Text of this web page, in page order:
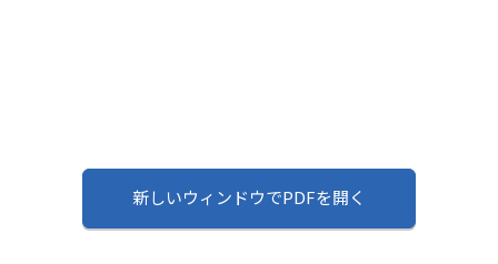
新しいウィンドウでPDFを開く